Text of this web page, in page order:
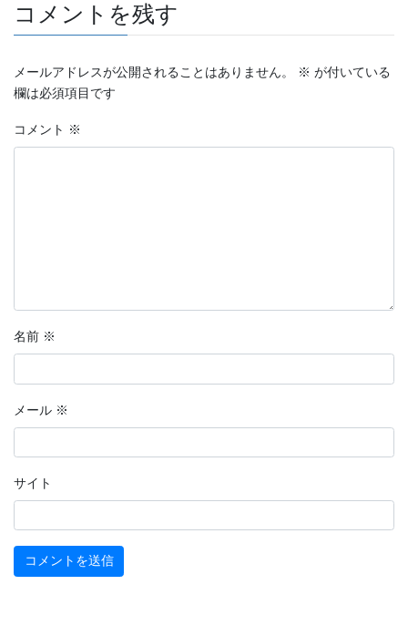
コメントを残す
メールアドレスが公開されることはありません。 ※ が付いている
欄は必須項目です
コメント ※
名前 ※
メール ※
サイト